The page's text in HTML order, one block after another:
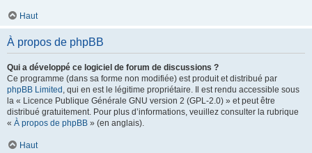
Haut
À propos de phpBB
Qui a développé ce logiciel de forum de discussions ?
Ce programme (dans sa forme non modifiée) est produit et distribué par
phpBB Limited , qui en est le légitime propriétaire. Il est rendu accessible sous
la « Licence Publique Générale GNU version 2 (GPL-2.0) » et peut être
distribué gratuitement. Pour plus d’informations, veuillez consulter la rubrique
« À propos de phpBB » (en anglais).
Haut